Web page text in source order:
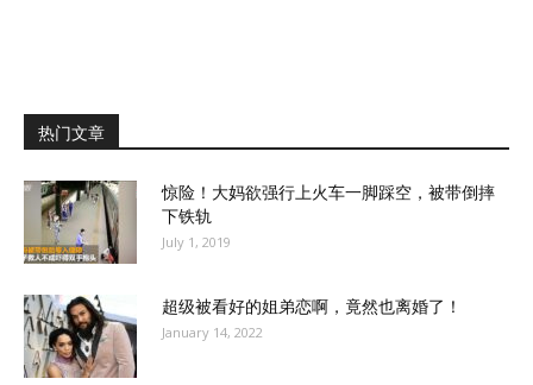
热门文章
惊险！大妈欲强行上火车一脚踩空，被带倒摔
下铁轨
July 1, 2019
超级被看好的姐弟恋啊，竟然也离婚了！
January 14, 2022